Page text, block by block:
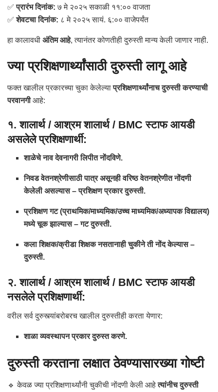
✅प्रारंभ दिनांक: ७ मे २०२५ सकाळी ११:०० वाजता
✅शेवटचा दिनांक: ८ मे २०२५ सायं. ६:०० वाजेपर्यंत
हा कालावधी अंतिम आहे, त्यानंतर कोणतीही दुरुस्ती मान्य केली जाणार नाही.
ज्या प्रशिक्षणार्थ्यांसाठी दुरुस्ती लागू आहे
फक्त खालील प्रकारच्या चुका केलेल्याप्रशिक्षणार्थ्यांनाच दुरुस्ती करण्याची
परवानगीआहे:
१. शालार्थ / आश्रम शालार्थ / BMC स्टाफ आयडी
असलेले प्रशिक्षणार्थी:
शाळेचे नाव देवनागरी लिपीत नोंदविणे.
निवड वेतनश्रेणीसाठी पात्र असूनही वरिष्ठ वेतनश्रेणीत नोंदणी
केलेली असल्यास – प्रशिक्षण प्रकार दुरुस्ती.
प्रशिक्षण गट (प्राथमिक/माध्यमिक/उच्च माध्यमिक/अध्यापक विद्यालय)
मध्ये चूक झाल्यास – गट दुरुस्ती.
कला शिक्षक/क्रीडा शिक्षक नसतानाही चुकीने ती नोंद केल्यास –
दुरुस्ती.
२. शालार्थ / आश्रम शालार्थ / BMC स्टाफ आयडी
नसलेले प्रशिक्षणार्थी:
वरील सर्व दुरुस्त्यांबरोबरच खालील दुरुस्तीही करता येणार:
शाळा व्यवस्थापन प्रकार दुरुस्त करणे.
दुरुस्ती करताना लक्षात ठेवण्यासारख्या गोष्टी
🔹 केवळ ज्या प्रशिक्षणार्थ्यांनी चुकीची नोंदणी केली आहेत्यांनीच दुरुस्ती